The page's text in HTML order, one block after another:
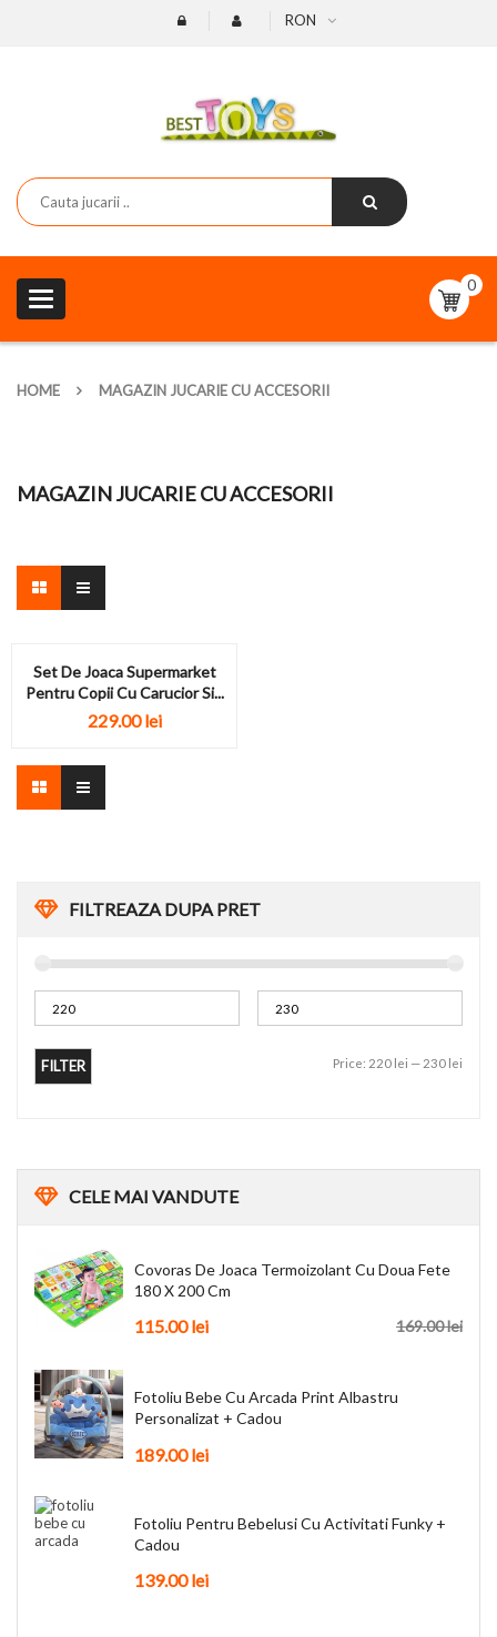
RON
Toggle
navigation
0
HOME MAGAZIN JUCARIE CU ACCESORII
FILTREAZA DUPA PRET
FILTER Price: 220 lei — 230 lei
CELEMAI VANDUTE
Covoras De Joaca Termoizolant Cu Doua Fete
180 X 200 Cm
169.00lei
115.00lei
Fotoliu Bebe Cu Arcada Print Albastru
Personalizat + Cadou
189.00lei
Fotoliu Pentru Bebelusi Cu Activitati Funky +
Cadou
139.00lei
MAGAZIN JUCARIE CU ACCESORII
Set De Joaca Supermarket
Pentru Copii Cu Carucior Si...
229.00lei